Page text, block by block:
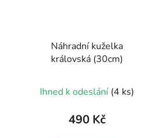
Náhradní kuželka
královská (30cm)
Ihned k odeslání (4 ks)
490 Kč